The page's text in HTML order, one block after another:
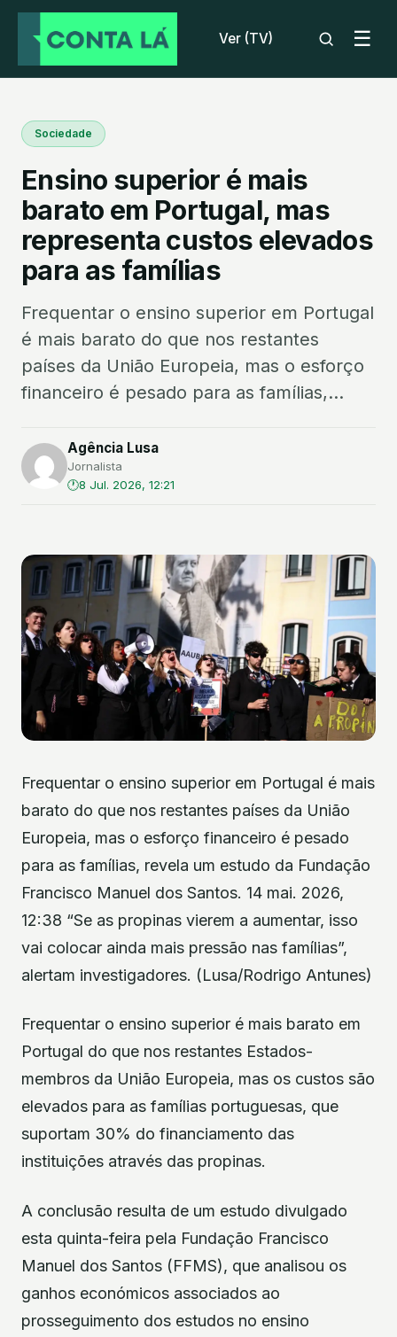
Ver (TV) ☰
Sociedade
Ensino superior é mais
barato em Portugal, mas
representa custos elevados
para as famílias
Frequentar o ensino superior em Portugal
é mais barato do que nos restantes
países da União Europeia, mas o esforço
financeiro é pesado para as famílias,...
Agência Lusa
Jornalista
8 Jul. 2026, 12:21
Frequentar o ensino superior em Portugal é mais
barato do que nos restantes países da União
Europeia, mas o esforço financeiro é pesado
para as famílias, revela um estudo da Fundação
Francisco Manuel dos Santos. 14 mai. 2026,
12:38 “Se as propinas vierem a aumentar, isso
vai colocar ainda mais pressão nas famílias”,
alertam investigadores. (Lusa/Rodrigo Antunes)
Frequentar o ensino superior é mais barato em
Portugal do que nos restantes Estados-
membros da União Europeia, mas os custos são
elevados para as famílias portuguesas, que
suportam 30% do financiamento das
instituições através das propinas.
A conclusão resulta de um estudo divulgado
esta quinta-feira pela Fundação Francisco
Manuel dos Santos (FFMS), que analisou os
ganhos económicos associados ao
prosseguimento dos estudos no ensino